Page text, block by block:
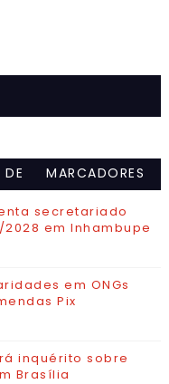
MARCADORES
secretariado
em Inhambupe
em ONGs
Pix
inquérito sobre
Brasília